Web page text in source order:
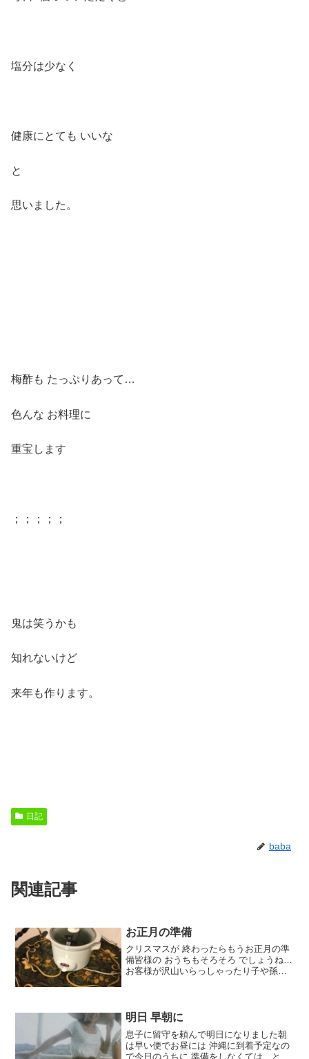
塩分は少なく
健康にとても いいな
と
思いました。
梅酢も たっぷりあって…
色んな お料理に
重宝します
；；；；；
鬼は笑うかも
知れないけど
来年も作ります。
日記
baba
関連記事
お正月の準備
クリスマスが 終わったらもうお正月の準
備皆様の おうちもそろそろ でしょうね…
お客様が沢山いらっしゃったり子や孫が
す。＝＝＝＝＝...
明日 早朝に
息子に留守を頼んで明日になりました朝
は早い便でお昼には 沖縄に到着予定なの
で今日のうちに 準備をしなくては…と思